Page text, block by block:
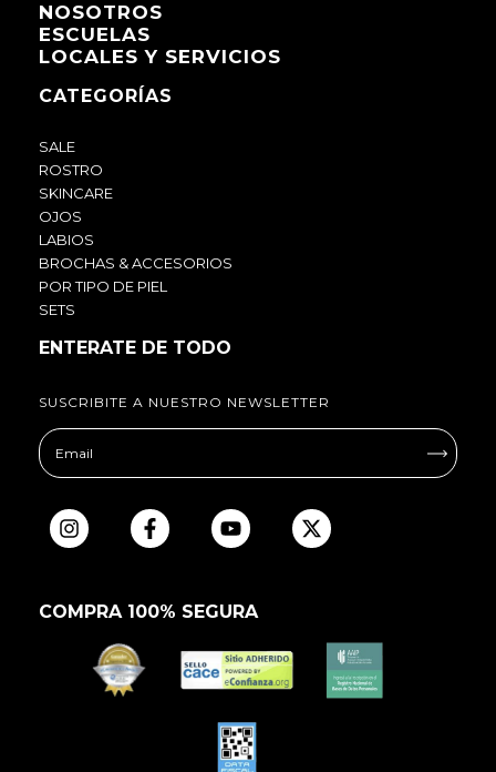
NOSOTROS
ESCUELAS
LOCALES Y SERVICIOS
CATEGORÍAS
SALE
ROSTRO
SKINCARE
OJOS
LABIOS
BROCHAS & ACCESORIOS
POR TIPO DE PIEL
SETS
ENTERATE DE TODO
SUSCRIBITE A NUESTRO NEWSLETTER
COMPRA 100% SEGURA